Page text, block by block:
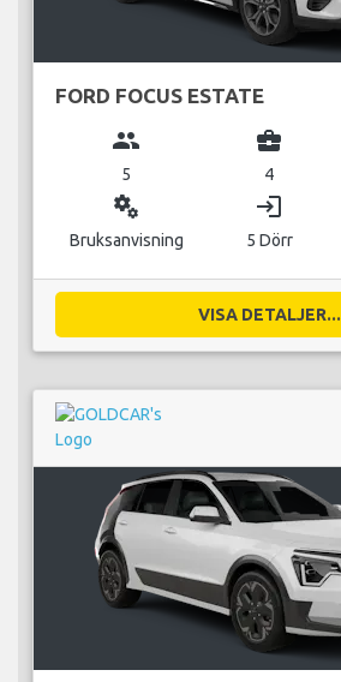
FORD FOCUS ESTATE
group
5
business_center
4
miscellaneous_services
Bruksanvisning
login
5 Dörr
VISA DETALJER...